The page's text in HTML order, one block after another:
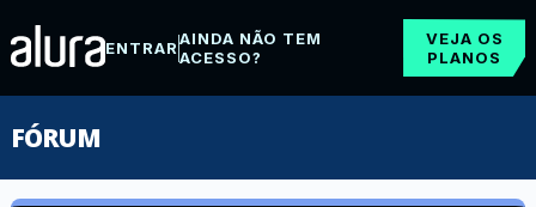
ENTRARAINDA NÃO TEM
ACESSO?
VEJA OS
PLANOS
FÓRUM